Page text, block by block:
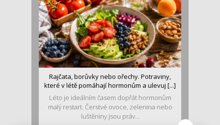
Rajčata, borůvky nebo ořechy. Potraviny,
které v létě pomáhají hormonům a ulevuj [...]
Léto je ideálním časem dopřát hormonům
malý restart. Čerstvé ovoce, zelenina nebo
luštěniny jsou práv...